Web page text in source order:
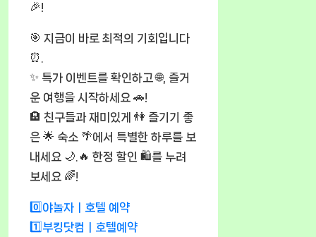
🎉!
🎯 지금이 바로 최적의 기회입니다
⏰.
✨ 특가 이벤트를 확인하고 🌐, 즐거
운 여행을 시작하세요 🚗!
🏨 친구들과 재미있게 👫 즐기기 좋
은 🌟 숙소 🌴에서 특별한 하루를 보
내세요 🌙.🔥 한정 할인 🛍️를 누려
보세요 🌈!
0️⃣야놀자ㅣ호텔 예약
1️⃣부킹닷컴ㅣ호텔예약